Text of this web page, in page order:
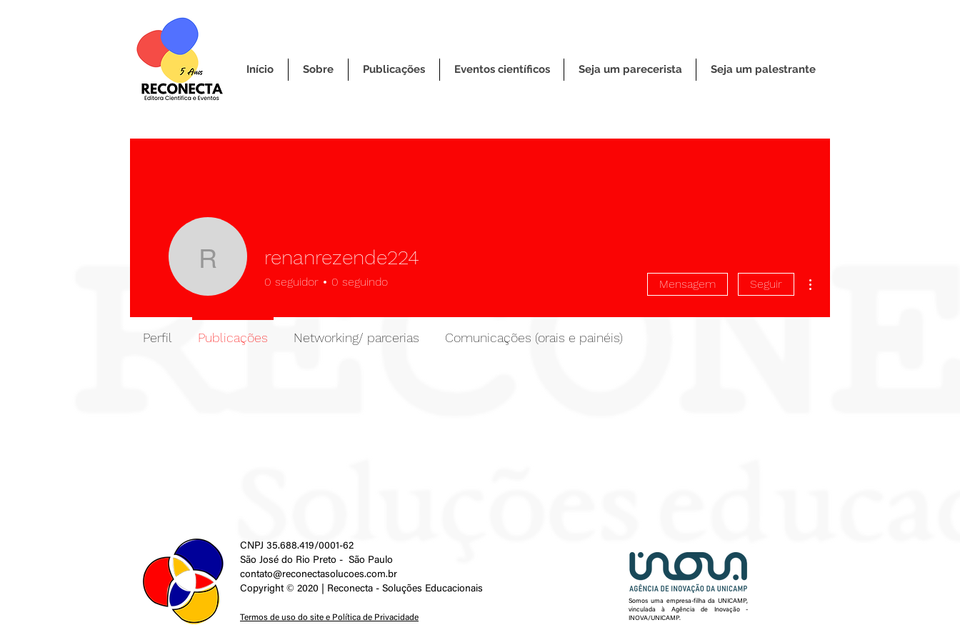
Início Sobre Publicações Eventos científicos Seja um parecerista Seja um palestrante
renanrezende224
renanrezende224
0 seguidor 0 seguindo Mensagem Seguir
Perfil Publicações Networking/ parcerias Comunicações (orais e painéis)
CNPJ 35.688.419/0001-62
São José do Rio Preto - São Paulo
contato@reconectasolucoes.com.br
Copyright © 2020 | Reconecta - Soluções Educacionais
Termos de uso do site e Política de Privacidade
Somos uma empresa-filha da UNICAMP,
vinculada à Agência de Inovação -
INOVA/UNICAMP.